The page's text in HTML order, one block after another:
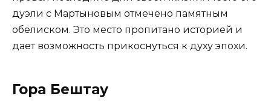
дуэли с Мартыновым отмечено памятным
обелиском. Это место пропитано историей и
дает возможность прикоснуться к духу эпохи.
Гора Бештау